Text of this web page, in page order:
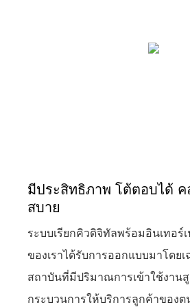
มีประสิทธิภาพ โต้ตอบได้ ค
สบาย
ระบบเรียกคิวดิจิทัลพร้อมอินเทอร์
ของเราได้รับการออกแบบมาโดย
สถาบันที่มีปริมาณการเข้าใช้งานสู
กระบวนการให้บริการลูกค้าของ